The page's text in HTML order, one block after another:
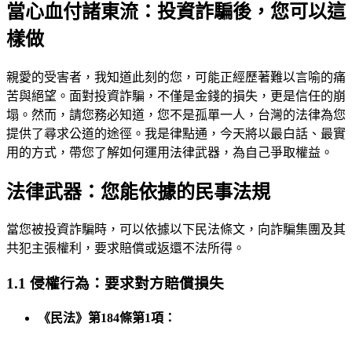
當心血付諸東流：投資詐騙後，您可以這
樣做
親愛的受害者，我知道此刻的您，可能正經歷著難以言喻的痛
苦與絕望。面對投資詐騙，不僅是金錢的損失，更是信任的崩
塌。然而，請您務必知道，您不是孤單一人，台灣的法律為您
提供了尋求公道的途徑。我是律點通，今天將以最白話、最實
用的方式，帶您了解如何運用法律武器，為自己爭取權益。
法律武器：您能依據的民事法規
當您被投資詐騙時，可以依據以下民法條文，向詐騙集團及其
共犯主張權利，要求賠償或返還不法所得。
1.1 侵權行為：要求對方賠償損失
《民法》第184條第1項：